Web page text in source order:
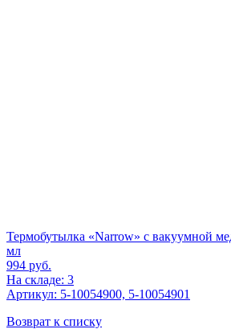
Термобутылка «Narrow» с вакуумной
мл
994 руб.
На складе: 3
Артикул: 5-10054900, 5-10054901
Возврат к списку